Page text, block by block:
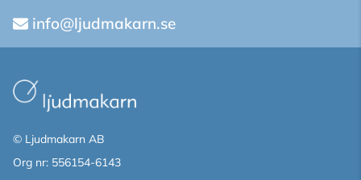
info@ljudmakarn.se
© Ljudmakarn AB
Org nr: 556154-6143